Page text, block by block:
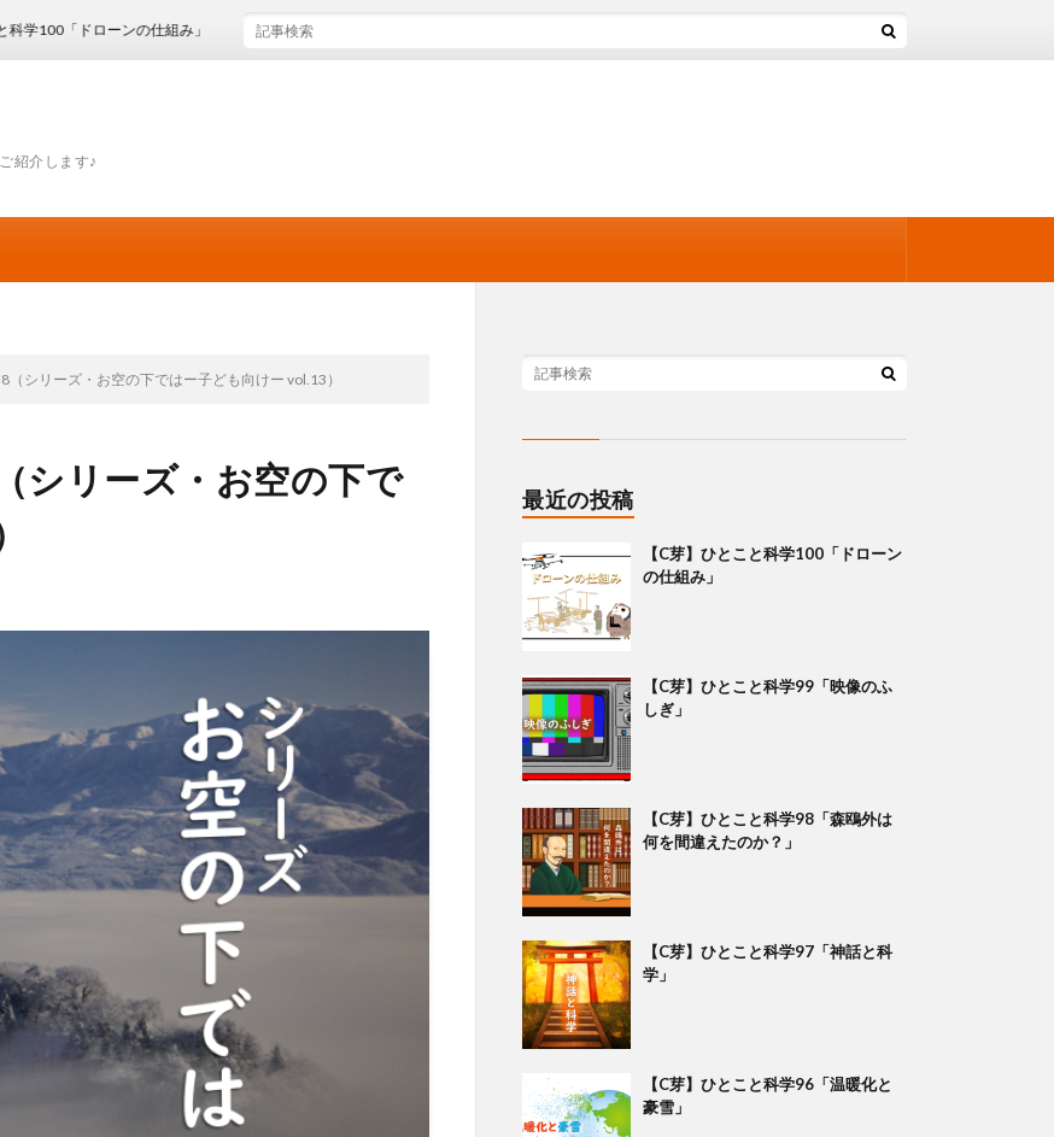
紹介します♪
ドローンの仕組み」
（シリーズ・お空の下ではー子ども向けー vol.13）
シリーズ・お空の下で
最近の投稿
【C芽】ひとこと科学100「ドローン
の仕組み」
【C芽】ひとこと科学99「映像のふ
しぎ」
【C芽】ひとこと科学98「森鴎外は
何を間違えたのか？」
【C芽】ひとこと科学97「神話と科
学」
【C芽】ひとこと科学96「温暖化と
豪雪」